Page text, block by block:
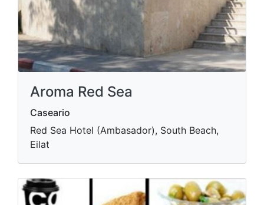
Aroma Red Sea
Caseario
Red Sea Hotel (Ambasador), South Beach,
Eilat